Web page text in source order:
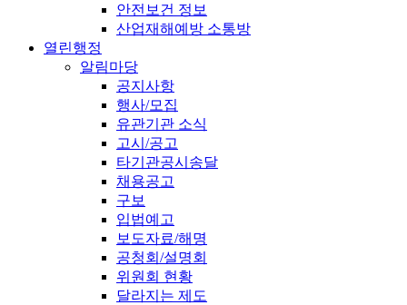
안전보건 정보
산업재해예방 소통방
열린행정
알림마당
공지사항
행사/모집
유관기관 소식
고시/공고
타기관공시송달
채용공고
구보
입법예고
보도자료/해명
공청회/설명회
위원회 현황
달라지는 제도